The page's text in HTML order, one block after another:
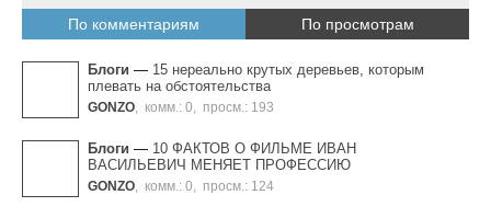
По комментариям По просмотрам
Блоги — 15 нереально крутых деревьев, которым
плевать на обстоятельства
GONZO комм.: 0 просм.: 193
Блоги — 10 ФАКТОВ О ФИЛЬМЕ ИВАН
ВАСИЛЬЕВИЧ МЕНЯЕТ ПРОФЕССИЮ
GONZO комм.: 0 просм.: 124